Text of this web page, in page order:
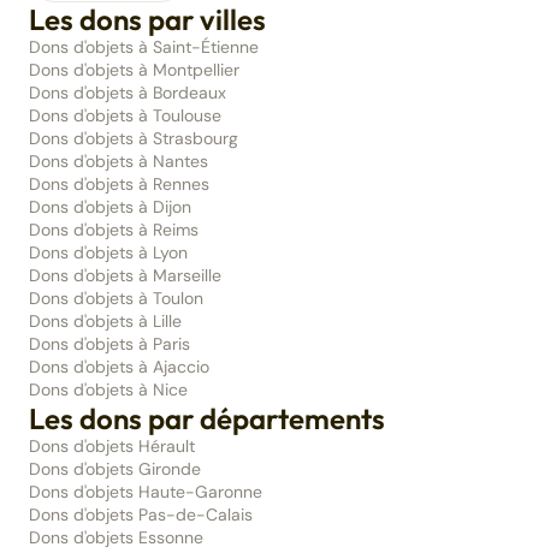
Les dons par villes
Dons d'objets à Saint-Étienne
Dons d'objets à Montpellier
Dons d'objets à Bordeaux
Dons d'objets à Toulouse
Dons d'objets à Strasbourg
Dons d'objets à Nantes
Dons d'objets à Rennes
Dons d'objets à Dijon
Dons d'objets à Reims
Dons d'objets à Lyon
Dons d'objets à Marseille
Dons d'objets à Toulon
Dons d'objets à Lille
Dons d'objets à Paris
Dons d'objets à Ajaccio
Dons d'objets à Nice
Les dons par départements
Dons d'objets Hérault
Dons d'objets Gironde
Dons d'objets Haute-Garonne
Dons d'objets Pas-de-Calais
Dons d'objets Essonne